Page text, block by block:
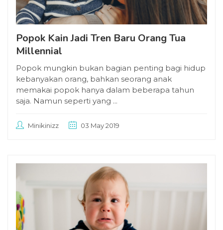
Popok Kain Jadi Tren Baru Orang Tua
Millennial
Popok mungkin bukan bagian penting bagi hidup
kebanyakan orang, bahkan seorang anak
memakai popok hanya dalam beberapa tahun
saja. Namun seperti yang ...
Minikinizz 03 May 2019